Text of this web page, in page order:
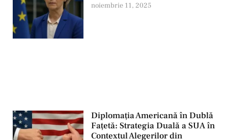
noiembrie 11, 2025
Diplomația Americană în Dublă
Fațetă: Strategia Duală a SUA în
Contextul Alegerilor din